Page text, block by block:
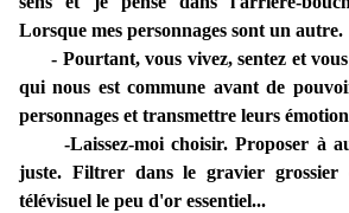
Lorsque mes personnages sont un autre.
- Pourtant, vous vivez, sentez et vous
qui nous est commune avant de
personnages et transmettre leurs
-Laissez-moi choisir. Proposer à
juste. Filtrer dans le gravier
télévisuel le peu d'or essentiel...